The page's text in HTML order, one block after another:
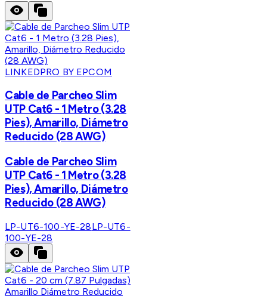
LINKEDPRO BY EPCOM
Cable de Parcheo Slim
UTP Cat6 - 1 Metro (3.28
Pies), Amarillo, Diámetro
Reducido (28 AWG)
Cable de Parcheo Slim
UTP Cat6 - 1 Metro (3.28
Pies), Amarillo, Diámetro
Reducido (28 AWG)
LP-UT6-100-YE-28LP-UT6-
100-YE-28